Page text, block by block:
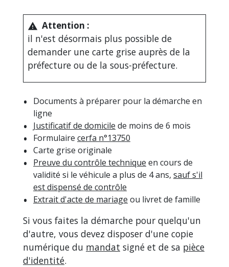
warning Attention :
il n'est désormais plus possible de
demander une carte grise auprès de la
préfecture ou de la sous-préfecture.
Documents à préparer pour la démarche en
ligne
Justificatif de domicile de moins de 6 mois
Formulaire cerfa n°13750
Carte grise originale
Preuve du contrôle technique en cours de
validité si le véhicule a plus de 4 ans, sauf s'il
est dispensé de contrôle
Extrait d'acte de mariage ou livret de famille
Si vous faites la démarche pour quelqu'un
d'autre, vous devez disposer d'une copie
numérique du mandat signé et de sa pièce
d'identité.